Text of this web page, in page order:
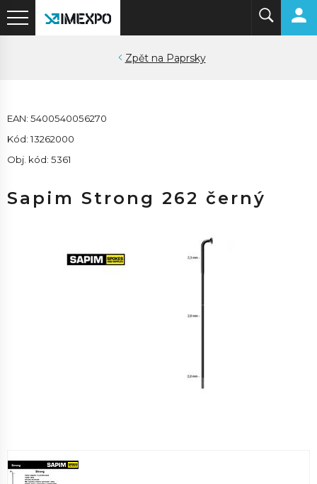
Paprsky
EAN: 5400540056270
Kód: 13262000
Obj. kód: 5361
Sapim Strong 262 černý